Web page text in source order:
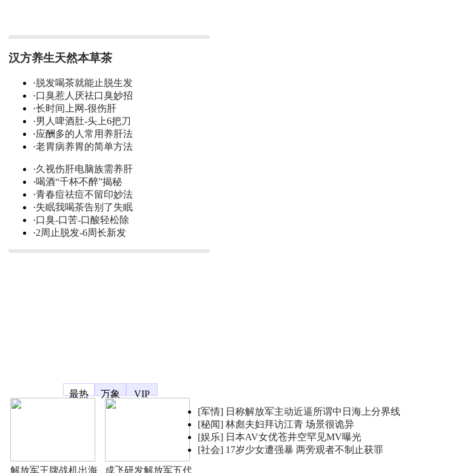
汉方养生天然本草茶
·脱发喝茶就能止脱生发
·口臭惹人厌祛口臭妙招
·长时间上网-很伤肝
·男人啤酒肚-头上6把刀
·应酬多的人常用养肝法
·老胃病养胃的简单方法
·久视伤肝电脑族需养肝
·喝酒“千杯不醉”揭秘
·青春痘祛痘不留印妙法
·失眠我喝茶告别了失眠
·口臭-口苦-口酸轻松除
·2周止脱发-6周长新发
最热
万象 VIP
解放军王牌战机出海 成飞研发解放军五代
[军情] 日称解放军主动近逼所谓中日海上分界线
[秘闻] 林彪夫妇拜访江青 场景很诡异
[娱乐] 日本AV女优苍井空罕见MV曝光
[社会] 17岁少女遭强暴 两旁观者不制止获罪